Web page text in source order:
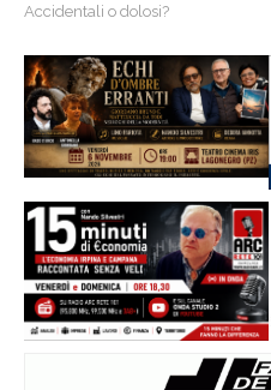
Accidentali o dolosi?